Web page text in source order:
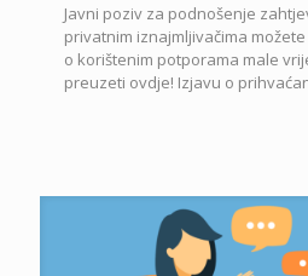
Javni poziv za podnošenje
privatnim iznajmljivačima
o korištenim potporama male
preuzeti ovdje! Izjavu o